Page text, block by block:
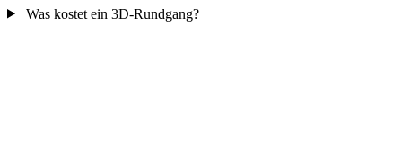
Was kostet ein 3D-Rundgang?